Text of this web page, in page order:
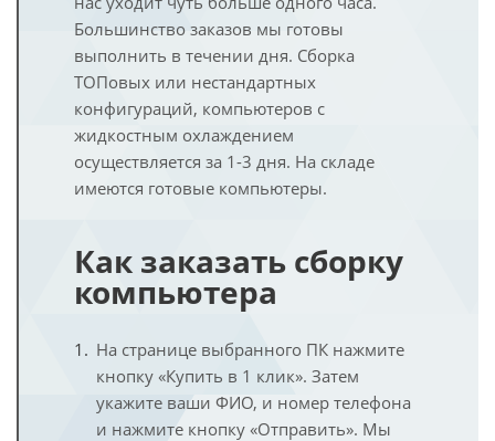
Большинство заказов мы готовы
выполнить в течении дня. Сборка
ТОПовых или нестандартных
конфигураций, компьютеров с
жидкостным охлаждением
осуществляется за 1-3 дня. На складе
имеются готовые компьютеры.
Как заказать сборку
компьютера
На странице выбранного ПК нажмите
кнопку «Купить в 1 клик». Затем
укажите ваши ФИО, и номер телефона
и нажмите кнопку «Отправить». Мы